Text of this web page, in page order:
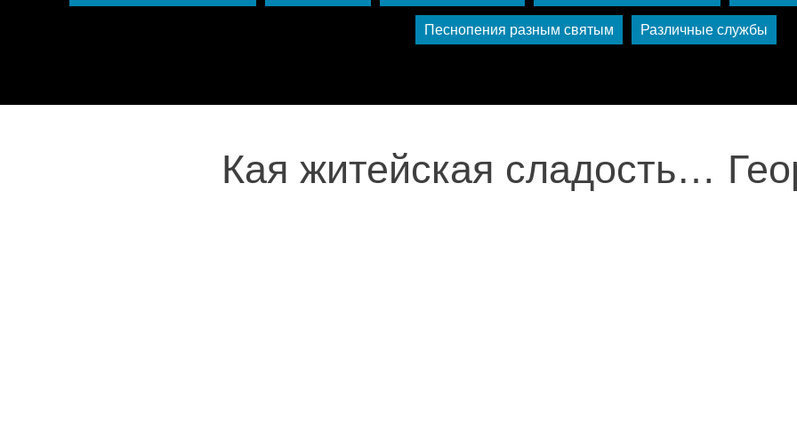
Песнопения разным святым Различные службы
Кая житейская сладость…